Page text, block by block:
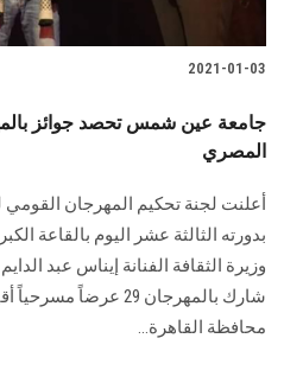
2021-01-03
جامعة عين شمس تحصد جوائز
المصري
أعلنت لجنة تحكيم المهرجان
بدورته الثالثة عشر اليوم بالقاعة
وزيرة الثقافة الفنانة إيناس عبد
محافظة القاهرة...